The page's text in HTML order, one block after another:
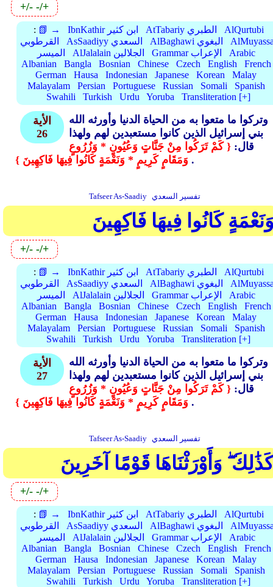
+/--/+
: 📗 → IbnKathir ابن كثير AtTabariy الطبري
AlQurtubi
القرطوبي
AsSaadiyy السعدي AlBaghawi البغوي
الميسر
AlJalalain الجلالين Grammar الإعراب
Arabic
Albanian
Bangla Bosnian Chinese Czech English
French
German
Hausa Indonesian Japanese Korean
Malay
Malayalam
Persian Portuguese Russian Somali
Spanish
Swahili
Turkish Urdu Yoruba Transliteration [+]
الأية
26
وتركوا ما متعوا به من الحياة الدنيا وأورثه الله
بني إسرائيل الذين كانوا مستعبدين لهم ولهذا
قال:{ كَمْ تَرَكُوا مِنْ جَنَّاتٍ وَعُيُونٍ * وَزُرُوعٍ
وَمَقَامٍ كَرِيمٍ * وَنَعْمَةٍ كَانُوا فِيهَا فَاكِهِينَ } .
Tafseer As-Saadiy تفسير السعدي
كَانُوا فِيهَا فَاكِهِينَ
+/--/+
: 📗 → IbnKathir ابن كثير AtTabariy الطبري
AlQurtubi
القرطوبي
AsSaadiyy السعدي AlBaghawi البغوي
الميسر
AlJalalain الجلالين Grammar الإعراب
Arabic
Albanian
Bangla Bosnian Chinese Czech English
French
German
Hausa Indonesian Japanese Korean
Malay
Malayalam
Persian Portuguese Russian Somali
Spanish
Swahili
Turkish Urdu Yoruba Transliteration [+]
الأية
27
وتركوا ما متعوا به من الحياة الدنيا وأورثه الله
بني إسرائيل الذين كانوا مستعبدين لهم ولهذا
قال:{ كَمْ تَرَكُوا مِنْ جَنَّاتٍ وَعُيُونٍ * وَزُرُوعٍ
وَمَقَامٍ كَرِيمٍ * وَنَعْمَةٍ كَانُوا فِيهَا فَاكِهِينَ } .
Tafseer As-Saadiy تفسير السعدي
وَأَوْرَثْنَاهَا قَوْمًا آخَرِينَ
+/--/+
: 📗 → IbnKathir ابن كثير AtTabariy الطبري
AlQurtubi
القرطوبي
AsSaadiyy السعدي AlBaghawi البغوي
الميسر
AlJalalain الجلالين Grammar الإعراب
Arabic
Albanian
Bangla Bosnian Chinese Czech English
French
German
Hausa Indonesian Japanese Korean
Malay
Malayalam
Persian Portuguese Russian Somali
Spanish
Swahili
Turkish Urdu Yoruba Transliteration [+]